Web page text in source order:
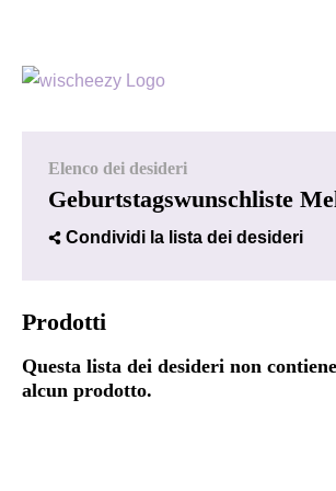
Elenco dei desideri
Geburtstagswunschliste
Condividi la lista dei desideri
Prodotti
Questa lista dei desideri non
alcun prodotto.